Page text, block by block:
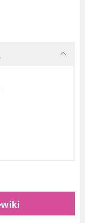
wiki